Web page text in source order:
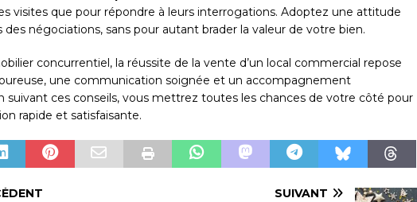
visites que pour répondre à leurs interrogations. Adoptez une attitude
négociations, sans pour autant brader la valeur de votre bien.
concurrentiel, la réussite de la vente d’un local commercial repose
une communication soignée et un accompagnement
suivant ces conseils, vous mettrez toutes les chances de votre côté pour
rapide et satisfaisante.
SUIVANT